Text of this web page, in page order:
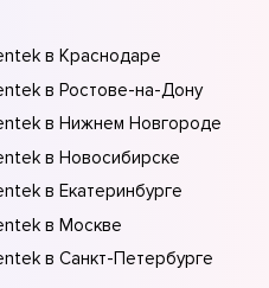
в Краснодаре
в Ростове-на-Донy
в Нижнем Новгороде
в Новосибирске
в Екатеринбурге
в Москве
в Санкт-Петербурге